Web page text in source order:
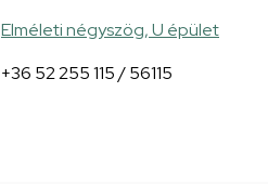
Elméleti négyszög, U épület
+36 52 255 115 / 56115